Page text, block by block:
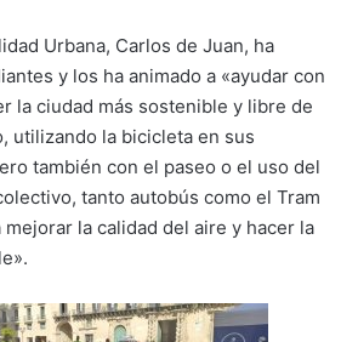
Urbana, Carlos de Juan, ha
y los ha animado a «ayudar con
la ciudad más sostenible y libre de
utilizando la bicicleta en sus
también con el paseo o el uso del
tanto autobús como el Tram
la calidad del aire y hacer la